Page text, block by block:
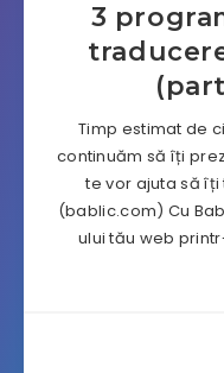
3
Timp estimat de
continuăm să îți
te vor ajuta să îți
(bablic.com) Cu
ului tău web